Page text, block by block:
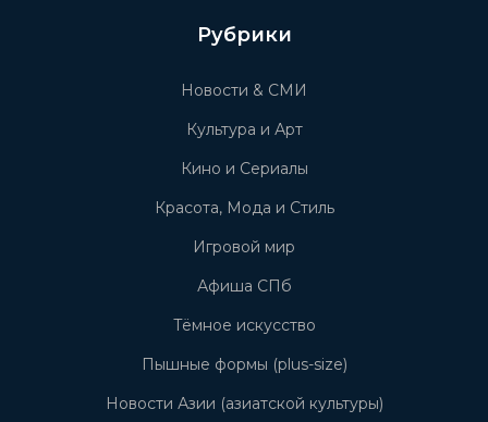
Рубрики
Новости & СМИ
Культура и Арт
Кино и Сериалы
Красота, Мода и Стиль
Игровой мир
Афиша СПб
Тёмное искусство
Пышные формы (plus-size)
Новости Азии (азиатской культуры)